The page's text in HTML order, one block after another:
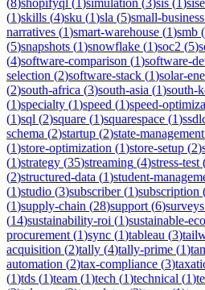
(1)skills (4)sku (1)sla (5)small-business
narratives (1)smart-warehouse (1)smb (
(5)snapshots (1)snowflake (1)soc2 (5)
(4)software-comparison (1)software-
selection (2)software-stack (1)solar-
(2)south-africa (3)south-asia (1)south-
(1)specialty (1)speed (1)speed-
(1)sql (2)square (1)squarespace (1)
schema (2)startup (2)state-management
(1)store-optimization (1)store-setup (2)
(1)strategy (35)streaming (4)stress-test
(2)structured-data (1)student-
(1)studio (3)subscriber(1)subscription
(1)supply-chain (28)support (6)surveys
(14)sustainability-roi (1)sustainable-
procurement (1)sync (1)tableau (3)
acquisition (2)tally (4)tally-prime (1)
automation (2)tax-compliance (3)
(1)tds (1)team (1)tech (1)technical (1)